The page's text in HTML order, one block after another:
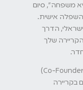
משפחה", סיום
השפלה אישית.
הדרך
שלך
(Co-Founder GCMO)
בקריירה